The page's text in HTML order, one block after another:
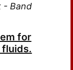
- Band
for